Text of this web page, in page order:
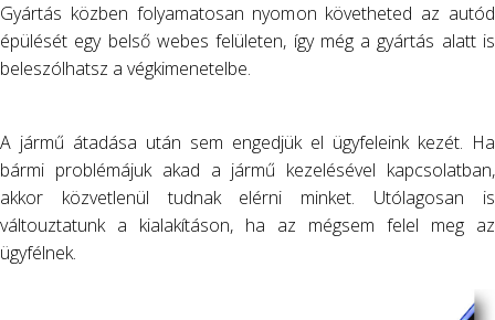
Gyártás közben folyamatosan nyomon követheted az autód
épülését egy belső webes felületen, így még a gyártás alatt is
beleszólhatsz a végkimenetelbe.
A jármű átadása után sem engedjük el ügyfeleink kezét. Ha
bármi problémájuk akad a jármű kezelésével kapcsolatban,
akkor közvetlenül tudnak elérni minket. Utólagosan is
váltouztatunk a kialakításon, ha az mégsem felel meg az
ügyfélnek.